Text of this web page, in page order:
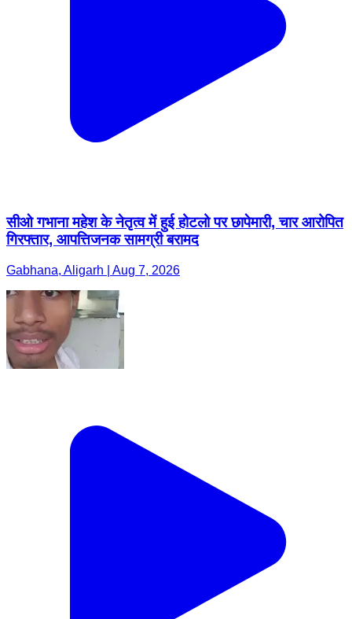
सीओ गभाना महेश के नेतृत्व में हुई होटलो पर छापेमारी, चार आरोपित
गिरफ्तार, आपत्तिजनक सामग्री बरामद
Gabhana, Aligarh | Aug 7, 2026